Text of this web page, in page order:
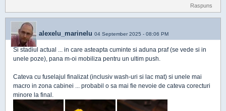
Raspuns
alexelu_marinelu 04 September 2025 - 08:06 PM
Si stadiul actual ... in care asteapta cuminte si aduna praf (se vede si in
unele poze), pana m-oi mobiliza pentru un ultim push.
Cateva cu fuselajul finalizat (inclusiv wash-uri si lac mat) si unele mai
macro in zona cabinei ... probabil o sa mai fie nevoie de cateva corecturi
minore la final.